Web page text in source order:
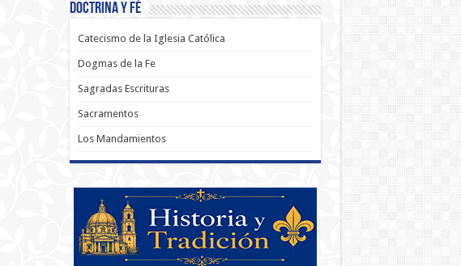
Doctrina y Fé
Catecismo de la Iglesia Católica
Dogmas de la Fe
Sagradas Escrituras
Sacramentos
Los Mandamientos